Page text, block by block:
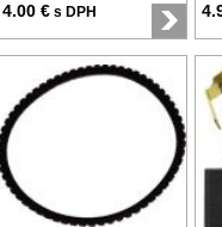
4.00 € s DPH